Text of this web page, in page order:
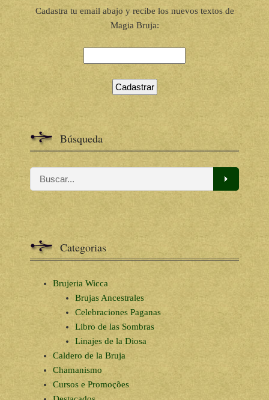
Cadastra tu email abajo y recibe los nuevos textos de
Magia Bruja:
Búsqueda
Categorias
Brujeria Wicca
Brujas Ancestrales
Celebraciones Paganas
Libro de las Sombras
Linajes de la Diosa
Caldero de la Bruja
Chamanismo
Cursos e Promoções